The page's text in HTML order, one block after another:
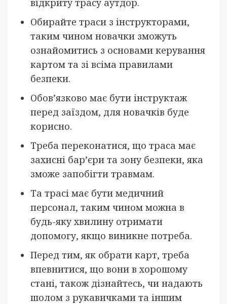
Обирайте траси з інструкторами,
таким чином новачки зможуть
ознайомитись з основами керування
картом та зі всіма правилами
безпеки.
Обов’язково має бути інструктаж
перед заїздом, для новачків буде
корисно.
Треба переконатися, що траса має
захисні бар’єри та зону безпеки, яка
зможе запобігти травмам.
Та трасі має бути медичний
персонал, таким чином можна в
будь-яку хвилину отримати
допомогу, якщо виникне потреба.
Перед тим, як обрати карт, треба
впевнитися, що вони в хорошому
стані, також дізнайтесь, чи надають
шолом з рукавичками та іншим